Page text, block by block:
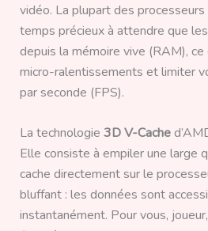
vidéo. La plupart des
temps précieux à attendre que
depuis la mémoire vive (RAM),
micro-ralentissements et limiter
par seconde (FPS).
La technologie 3D V-Cache
Elle consiste à empiler une large
cache directement sur le
bluffant : les données sont
instantanément. Pour vous,